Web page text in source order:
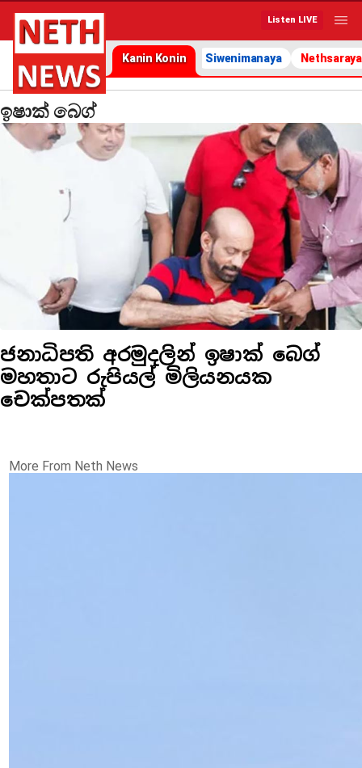
Listen LIVE
Kanin Konin Siwenimanaya Nethsaraya
ඉෂාක් බෙග්
ජනාධිපති අරමුදලින් ඉෂාක් බෙග්
මහතාට රුපියල් මිලියනයක
චෙක්පතක්
More From Neth News